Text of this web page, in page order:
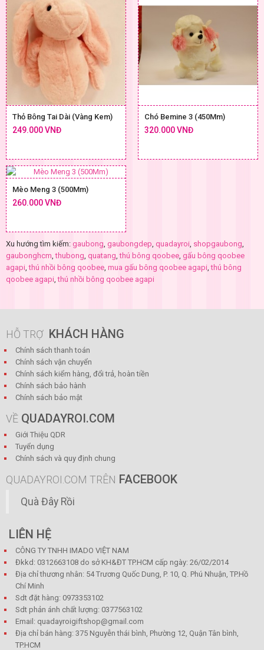
Thỏ Bông Tai Dài (Vàng Kem)
249.000 VNĐ
Chó Bemine 3 (450Mm)
320.000 VNĐ
Mèo Meng 3 (500Mm)
260.000 VNĐ
Xu hướng tìm kiếm: gaubong gaubongdep quadayroi shopgaubong
gaubonghcm ,thubong quatang ,thú bông qoobee gấu bông qoobee
agapi ,thú nhồi bông qoobee mua gấu bông qoobee agapi ,thú bông
qoobee agapi ,thú nhồi bông qoobee agapi
HỖ TRỢ KHÁCH HÀNG
Chính sách thanh toán
Chính sách vận chuyển
Chính sách kiểm hàng, đổi trả, hoàn tiền
Chính sách bảo hành
Chính sách bảo mật
VỀ QUADAYROI.COM
Giới Thiệu QDR
Tuyển dụng
Chính sách và quy định chung
QUADAYROI.COM TRÊN FACEBOOK
Quà Đây Rồi
LIÊN HỆ
CÔNG TY TNHH IMADO VIỆT NAM
Đkkd: 0312663108 do sở KH&ĐT TP.HCM cấp ngày: 26/02/2014
Địa chỉ thương nhân: 54 Trương Quốc Dung, P. 10, Q. Phú Nhuận, TP.Hồ
Chí Minh
Sdt đặt hàng: 0973353102
Sdt phản ánh chất lượng: 0377563102
Email: quadayroigiftshop@gmail.com
Địa chỉ bán hàng: 375 Nguyễn thái bình, Phường 12, Quận Tân bình,
TP.HCM